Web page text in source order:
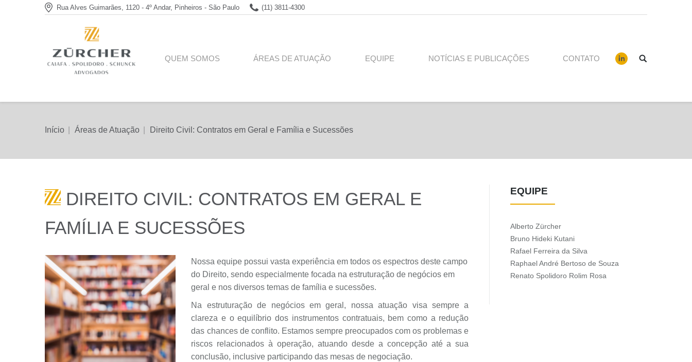
Rua Alves Guimarães, 1120 - 4º Andar, Pinheiros - São Paulo (11) 3811-4300
QUEM SOMOS ÁREAS DE ATUAÇÃO EQUIPE NOTÍCIAS E PUBLICAÇÕES CONTATO
Você está aqui:
Início Áreas de Atuação Direito Civil: Contratos em Geral e Família e Sucessões
DIREITO CIVIL: CONTRATOS EM GERAL E
FAMÍLIA E SUCESSÕES
Nossa equipe possui vasta experiência em todos os espectros deste campo
do Direito, sendo especialmente focada na estruturação de negócios em
geral e nos diversos temas de família e sucessões.
Na estruturação de negócios em geral, nossa atuação visa sempre a
clareza e o equilíbrio dos instrumentos contratuais, bem como a redução
das chances de conflito. Estamos sempre preocupados com os problemas e
riscos relacionados à operação, atuando desde a concepção até a sua
conclusão, inclusive participando das mesas de negociação.
EQUIPE
Alberto Zürcher
Bruno Hideki Kutani
Rafael Ferreira da Silva
Raphael André Bertoso de Souza
Renato Spolidoro Rolim Rosa